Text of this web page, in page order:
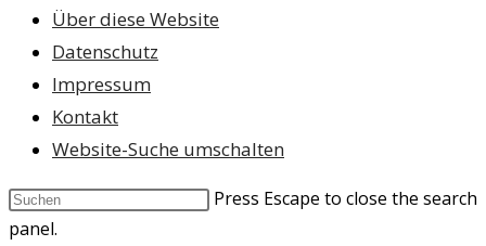
Über diese Website
Datenschutz
Impressum
Kontakt
Website-Suche umschalten
Press Escape to close the search
panel.